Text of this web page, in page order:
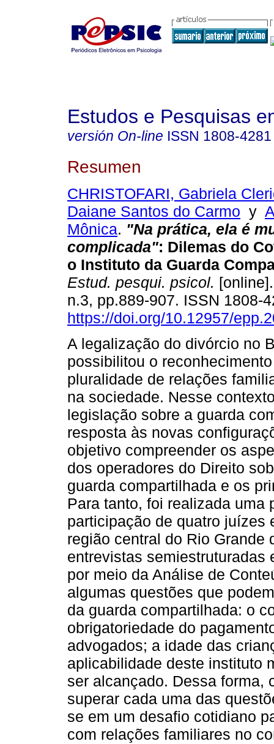
Estudos e Pesquisas
versión On-line ISSN 1808-4281
Resumen
CHRISTOFARI, Gabriela
Daiane Santos do Carmo y
Mônica. "Na prática, ela é
complicada": Dilemas do
o Instituto da Guarda
Estud. pesqui. psicol.
n.3, pp.889-907. ISSN 1808-
https://doi.org/10.12957/
A legalização do divórcio no
possibilitou o
pluralidade de relações
na sociedade. Nesse
legislação sobre a guarda
resposta às novas
objetivo compreender os
dos operadores do Direito
guarda compartilhada e os
Para tanto, foi realizada uma
participação de quatro juízes
região central do Rio Grande
entrevistas semiestruturadas
por meio da Análise de
algumas questões que
da guarda compartilhada: o
obrigatoriedade do
advogados; a idade das
aplicabilidade deste instituto
ser alcançado. Dessa forma,
superar cada uma das
se em um desafio cotidiano
com relações familiares no